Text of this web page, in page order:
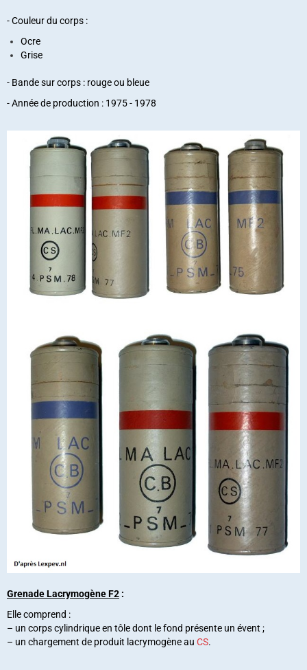
- Couleur du corps :
Ocre
Grise
- Bande sur corps : rouge ou bleue
- Année de production : 1975 - 1978
Grenade Lacrymogène F2 :
Elle comprend :
– un corps cylindrique en tôle dont le fond présente un évent ;
– un chargement de produit lacrymogène au CS.